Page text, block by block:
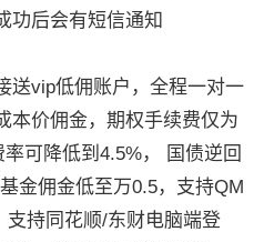
功后会有短信通知
送vip低佣账户，全程一对一
本价佣金，期权手续费仅为
可降低到4.5%， 国债逆回
金佣金低至万0.5，支持QM
支持同花顺/东财电脑端登